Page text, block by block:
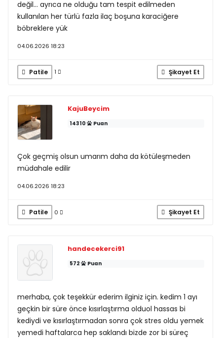
değil... ayrıca ne olduğu tam tespit edilmeden
kullanılan her türlü fazla ilaç boşuna karaciğere
böbreklere yük
04.06.2026 18:23
Patile 1 Şikayet Et
KajuBeycim
14310 Puan
Çok geçmiş olsun umarım daha da kötüleşmeden
müdahale edilir
04.06.2026 18:23
Patile 0 Şikayet Et
handecekerci91
572 Puan
merhaba, çok teşekkür ederim ilginiz için. kedim 1 ayı
geçkin bir süre önce kısırlaştırma olduol hassas bi
kediydi ve kısırlaştırmadan sonra çok stres oldu yemek
yemedi haftalarca hep saklandı bizde zor bi süreç